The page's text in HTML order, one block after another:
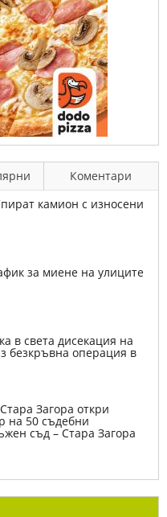
Коментари
камион с износени
за миене на улиците
в света дисекация на
безкръвна операция в
Загора откри
на 50 съдебни
съд – Стара Загора